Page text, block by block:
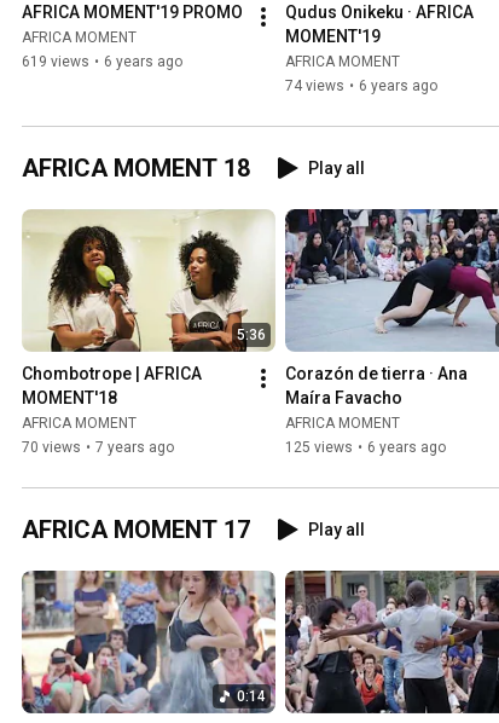
AFRICA MOMENT'19 PROMO
AFRICA MOMENT
619 views • 6 years ago
Qudus Onikeku · AFRICA
MOMENT'19
AFRICA MOMENT
74 views • 6 years ago
AFRICA MOMENT 18 Play all
5:36
Chombotrope | AFRICA
MOMENT'18
AFRICA MOMENT
70 views • 7 years ago
Corazón de tierra · Ana
Maíra Favacho
AFRICA MOMENT
125 views • 6 years ago
AFRICA MOMENT 17 Play all
0:14